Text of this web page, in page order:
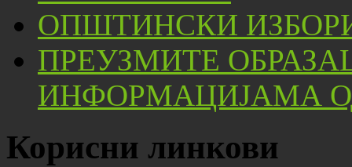
ОПШТИНСКИ
ПРЕУЗМИТЕ
ИНФОРМАЦИЈАМА
Корисни линкови